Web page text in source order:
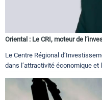
Oriental : Le CRI, moteur de
Le Centre Régional
dans l’attractivité économique et